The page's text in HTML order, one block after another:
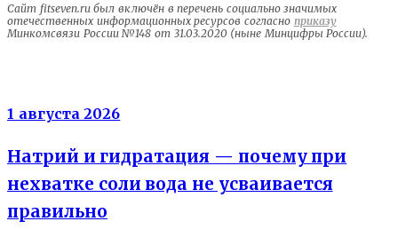
Сайт fitseven.ru был включён в перечень социально значимых
отечественных информационных ресурсов согласно приказу
Минкомсвязи России №148 от 31.03.2020 (ныне Минцифры России).
1 августа 2026
Натрий и гидратация — почему при
нехватке соли вода не усваивается
правильно